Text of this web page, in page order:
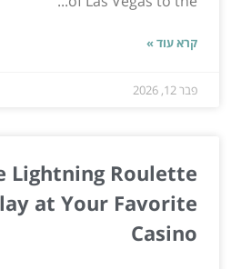
קרא עוד »
פבר 12, 2026
Lightning Roulette
at Your Favorite
Casino